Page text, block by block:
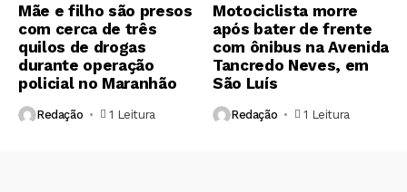
Mãe e filho são presos
com cerca de três
quilos de drogas
durante operação
policial no Maranhão
Redação 1 Leitura
Motociclista morre
após bater de frente
com ônibus na Avenida
Tancredo Neves, em
São Luís
Redação 1 Leitura